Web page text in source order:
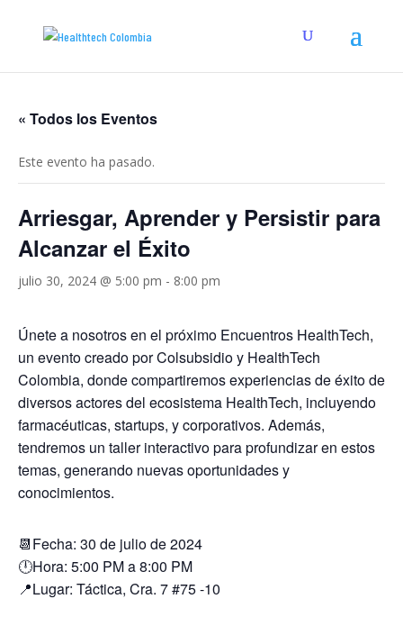
« Todos los Eventos
Este evento ha pasado.
Arriesgar, Aprender y Persistir para
Alcanzar el Éxito
julio 30, 2024 @ 5:00 pm - 8:00 pm
Únete a nosotros en el próximo Encuentros HealthTech,
un evento creado por Colsubsidio y HealthTech
Colombia, donde compartiremos experiencias de éxito de
diversos actores del ecosistema HealthTech, incluyendo
farmacéuticas, startups, y corporativos. Además,
tendremos un taller interactivo para profundizar en estos
temas, generando nuevas oportunidades y
conocimientos.
📆Fecha: 30 de julio de 2024
🕛Hora: 5:00 PM a 8:00 PM
📍Lugar: Táctica, Cra. 7 #75 -10